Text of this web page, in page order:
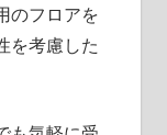
のフロアを
を考慮した